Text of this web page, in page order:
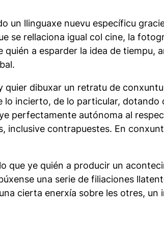
un llinguaxe nuevu específicu
se rellaciona igual col cine, la
quién a esparder la idea de
dibuxar un retratu de
incierto, de lo particular,
ye perfectamente autónoma al
contrapuestes. En
que ye quién a producir un
una serie de filiaciones
cierta enerxía sobre les otres,